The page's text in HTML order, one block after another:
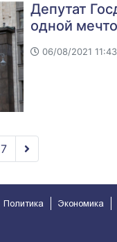
Депутат
одной
06/08/2021
7
Политика Экономика